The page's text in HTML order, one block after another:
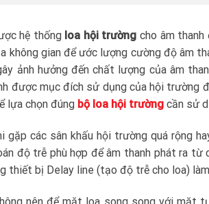
hệ thống loa hội trường cho âm
không gian để ước lượng cường độ âm
ảnh hưởng đến chất lượng của âm
được mục đích sử dụng của hội trường
lựa chọn đúng bộ loa hội trường cần sử
gặp các sân khấu hội trường quá rộng
độ trễ phù hợp để âm thanh phát ra từ
thiết bị Delay line (tạo độ trễ cho loa)
nên để mặt loa song song với mặt